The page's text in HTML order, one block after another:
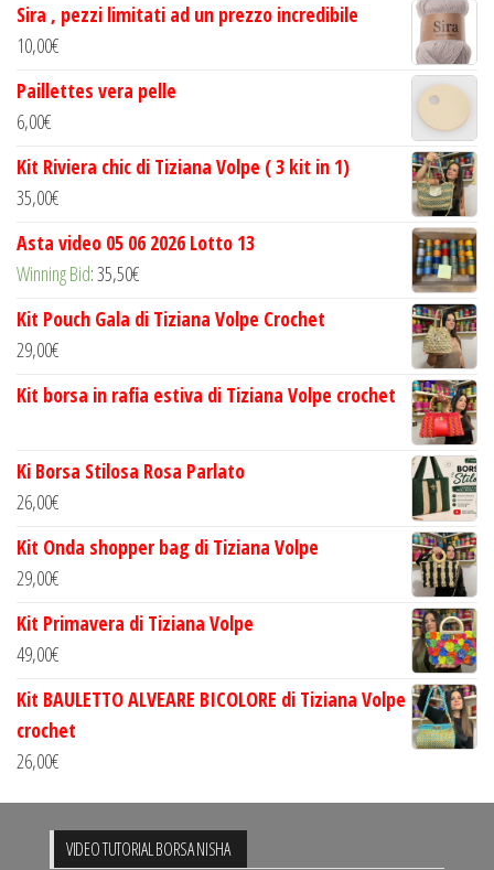
Sira , pezzi limitati ad un prezzo incredibile
10,00€
Paillettes vera pelle
6,00€
Kit Riviera chic di Tiziana Volpe ( 3 kit in 1)
35,00€
Asta video 05 06 2026 Lotto 13
Winning Bid:35,50€
Kit Pouch Gala di Tiziana Volpe Crochet
29,00€
Kit borsa in rafia estiva di Tiziana Volpe crochet
Ki Borsa Stilosa Rosa Parlato
26,00€
Kit Onda shopper bag di Tiziana Volpe
29,00€
Kit Primavera di Tiziana Volpe
49,00€
Kit BAULETTO ALVEARE BICOLORE di Tiziana Volpe
crochet
26,00€
VIDEO TUTORIAL BORSA NISHA